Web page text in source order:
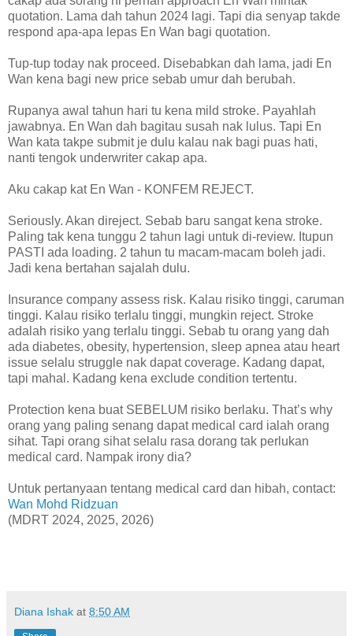
quotation. Lama dah tahun 2024 lagi. Tapi dia senyap takde
respond apa-apa lepas En Wan bagi quotation.
Tup-tup today nak proceed. Disebabkan dah lama, jadi En
Wan kena bagi new price sebab umur dah berubah.
Rupanya awal tahun hari tu kena mild stroke. Payahlah
jawabnya. En Wan dah bagitau susah nak lulus. Tapi En
Wan kata takpe submit je dulu kalau nak bagi puas hati,
nanti tengok underwriter cakap apa.
Aku cakap kat En Wan - KONFEM REJECT.
Seriously. Akan direject. Sebab baru sangat kena stroke.
Paling tak kena tunggu 2 tahun lagi untuk di-review. Itupun
PASTI ada loading. 2 tahun tu macam-macam boleh jadi.
Jadi kena bertahan sajalah dulu.
Insurance company assess risk. Kalau risiko tinggi, caruman
tinggi. Kalau risiko terlalu tinggi, mungkin reject. Stroke
adalah risiko yang terlalu tinggi. Sebab tu orang yang dah
ada diabetes, obesity, hypertension, sleep apnea atau heart
issue selalu struggle nak dapat coverage. Kadang dapat,
tapi mahal. Kadang kena exclude condition tertentu.
Protection kena buat SEBELUM risiko berlaku. That’s why
orang yang paling senang dapat medical card ialah orang
sihat. Tapi orang sihat selalu rasa dorang tak perlukan
medical card. Nampak irony dia?
Untuk pertanyaan tentang medical card dan hibah, contact:
Wan Mohd Ridzuan
(MDRT 2024, 2025, 2026)
Diana Ishak at 8:50 AM